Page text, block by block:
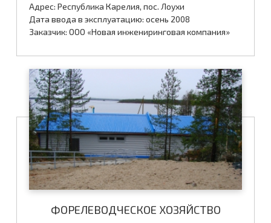
Адрес: Республика Карелия, пос. Лоухи
Дата ввода в эксплуатацию: осень 2008
Заказчик: ООО «Новая инжениринговая компания»
ФОРЕЛЕВОДЧЕСКОЕ ХОЗЯЙСТВО